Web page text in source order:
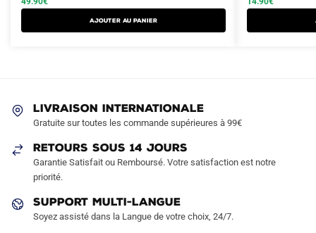
était :
est :
AJOUTER AU PANIER
a
être
choisies
sur
page
produit
était :
est :
LIVRAISON INTERNATIONALE
Gratuite sur toutes les commande supérieures à 99€
RETOURS SOUS 14 JOURS
Garantie Satisfait ou Remboursé. Votre satisfaction est notre
priorité.
SUPPORT MULTI-LANGUE
Soyez assisté dans la Langue de votre choix, 24/7.